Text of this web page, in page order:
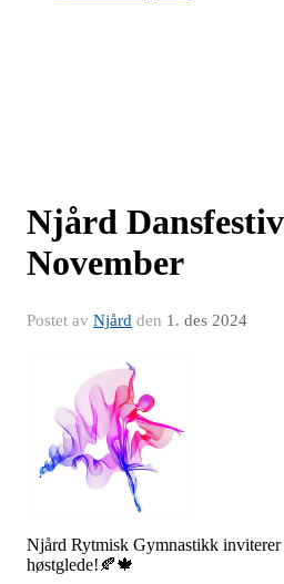
Njård
November
Postet av Njård den 1. des 2024
Njård Rytmisk Gymnastikk
høstglede!🍂🍁